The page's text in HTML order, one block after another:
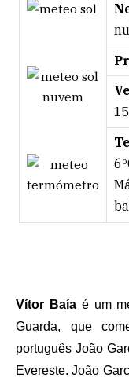
Vítor Baíaé um
Guarda, que
português João
Evereste. João